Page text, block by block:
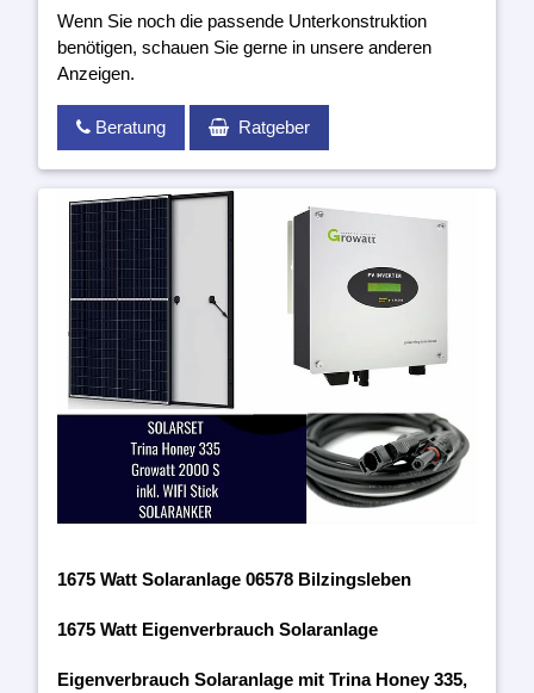
Wenn Sie noch die passende Unterkonstruktion
benötigen, schauen Sie gerne in unsere anderen
Anzeigen.
Beratung Ratgeber
1675 Watt Solaranlage 06578 Bilzingsleben
1675 Watt Eigenverbrauch Solaranlage
Eigenverbrauch Solaranlage mit Trina Honey 335,